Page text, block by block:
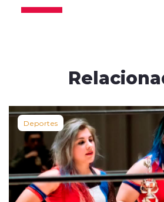
Deportes